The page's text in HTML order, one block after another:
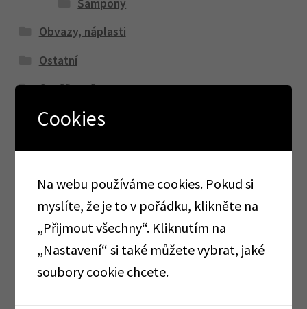
Šampony
Obvazy, náplasti
Ostatní
Osvěžovače
Papírové role a ručníky
Zubní kartáčky
Zubní pasty
Peodoranty, vůně do bot
Cookies
Na webu používáme cookies. Pokud si
myslíte, že je to v pořádku, klikněte na
„Přijmout všechny“. Kliknutím na
„Nastavení“ si také můžete vybrat, jaké
soubory cookie chcete.